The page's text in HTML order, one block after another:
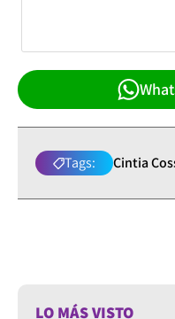
Tags: Cintia
LO MÁS VISTO